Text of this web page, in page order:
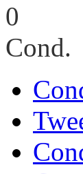
0
Cond.